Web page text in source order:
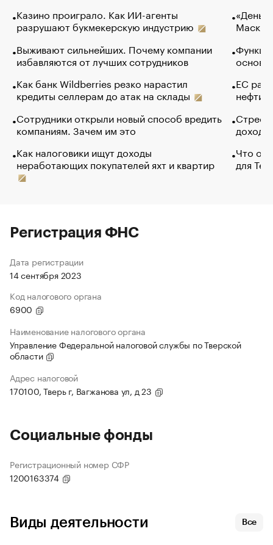
Казино проиграло. Как ИИ-агенты
разрушают букмекерскую индустрию
Выживают сильнейших. Почему компании
избавляются от лучших сотрудников
Как банк Wildberries резко нарастил
кредиты селлерам до атак на склады
Сотрудники открыли новый способ вредить
компаниям. Зачем им это
Как налоговики ищут доходы
неработающих покупателей яхт и квартир
Маск в
основ
ЕС
нефти
Что
для
Регистрация ФНС
Дата регистрации
14 сентября 2023
Код налогового органа
6900
Наименование налогового органа
Управление Федеральной налоговой службы по Тверской
области
Адрес налоговой
170100, Тверь г, Вагжанова ул, д 23
Социальные фонды
Регистрационный номер СФР
1200163374
Виды деятельности Все